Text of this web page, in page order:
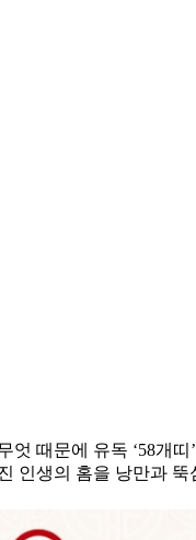
때문에 유독 ‘58개
생의 홈을 낭만과